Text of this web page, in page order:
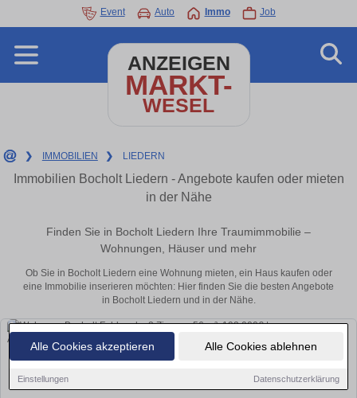
Alle Cookies akzeptieren Alle Cookies ablehnen
Einstellungen Datenschutzerklärung
Event Auto Immo Job
ANZEIGEN
MARKT-
WESEL
❯ IMMOBILIEN ❯ LIEDERN
Immobilien Bocholt Liedern - Angebote kaufen oder mieten
in der Nähe
Finden Sie in Bocholt Liedern Ihre Traumimmobilie –
Wohnungen, Häuser und mehr
Ob Sie in Bocholt Liedern eine Wohnung mieten, ein Haus kaufen oder
eine Immobilie inserieren möchten: Hier finden Sie die besten Angebote
in Bocholt Liedern und in der Nähe.